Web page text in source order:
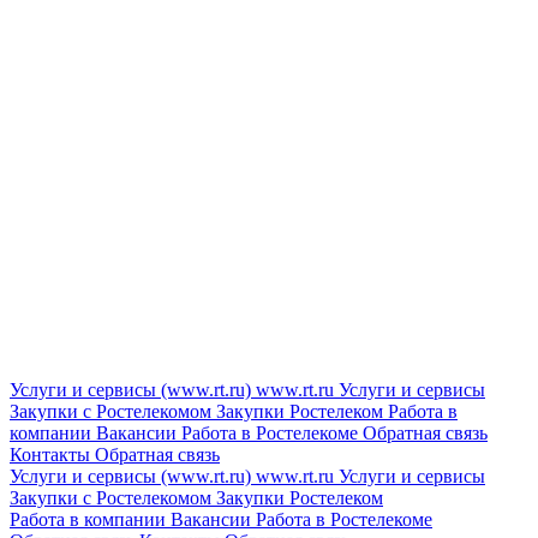
Услуги и сервисы (www.rt.ru) www.rt.ru Услуги и сервисы
Закупки с Ростелекомом Закупки Ростелеком Работа в
компании Вакансии Работа в Ростелекоме Обратная связь
Контакты Обратная связь
Услуги и сервисы (www.rt.ru) www.rt.ru Услуги и сервисы
Закупки с Ростелекомом Закупки Ростелеком
Работа в компании Вакансии Работа в Ростелекоме